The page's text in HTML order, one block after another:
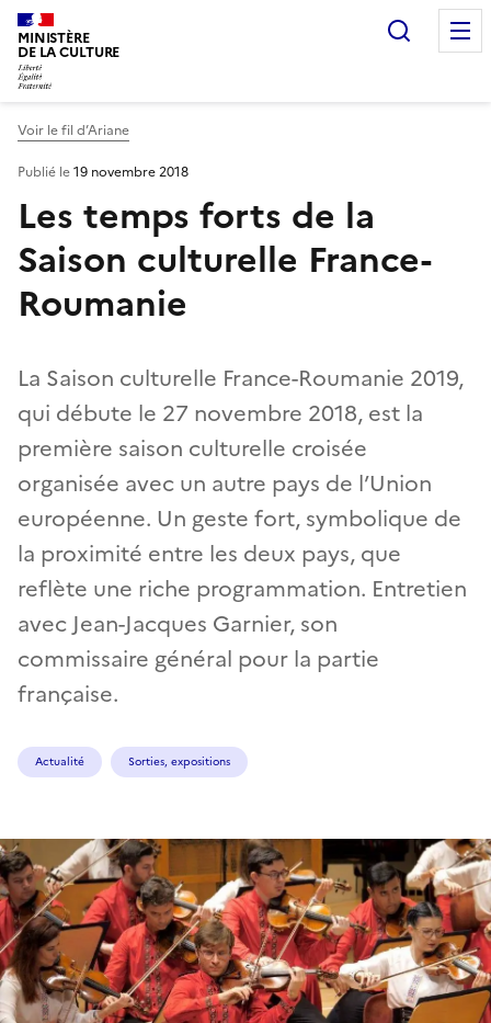
MINISTÈRE
DE LA CULTURE
Voir le fil d’Ariane
Les temps forts de la
Saison culturelle France-
Roumanie
La Saison culturelle France-Roumanie 2019,
qui débute le 27 novembre 2018, est la
première saison culturelle croisée
organisée avec un autre pays de l’Union
européenne. Un geste fort, symbolique de
la proximité entre les deux pays, que
reflète une riche programmation. Entretien
avec Jean-Jacques Garnier, son
commissaire général pour la partie
française.
Publié le19 novembre 2018
Actualité Sorties, expositions